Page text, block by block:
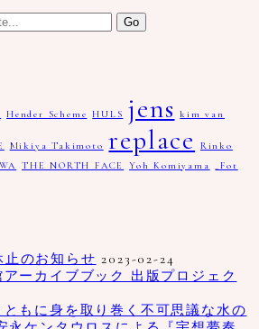
Hender Scheme HULS jens kim van
Mikiya Takimoto replace
Rinko
THE NORTH FACE Yoh Komiyama
_Fot
のお知らせ 2023-02-24
ーカイブブック 出版プロジェク
もに身を取り巻く不可思議な水の